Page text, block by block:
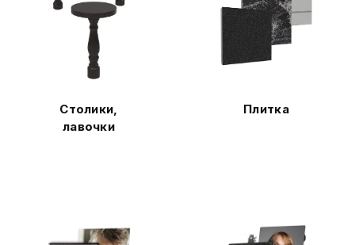
Столики,
лавочки
Плитка